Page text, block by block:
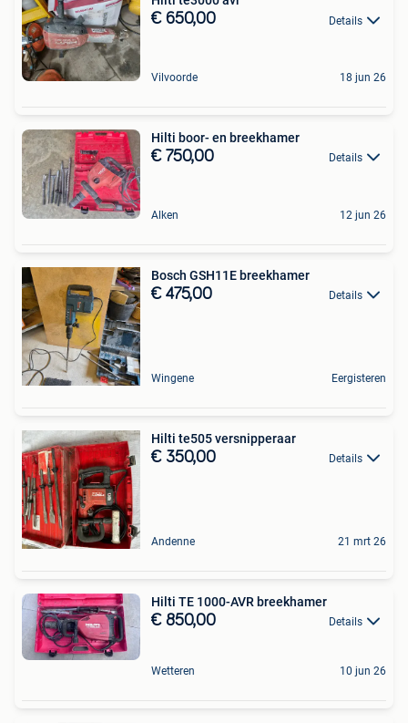
€ 650,00 Details
Vilvoorde 18 jun 26
Hilti boor- en breekhamer
€ 750,00 Details
Alken 12 jun 26
Bosch GSH11E breekhamer
€ 475,00 Details
Wingene Eergisteren
Hilti te505 versnipperaar
€ 350,00 Details
Andenne 21 mrt 26
Hilti TE 1000-AVR breekhamer
€ 850,00 Details
Wetteren 10 jun 26